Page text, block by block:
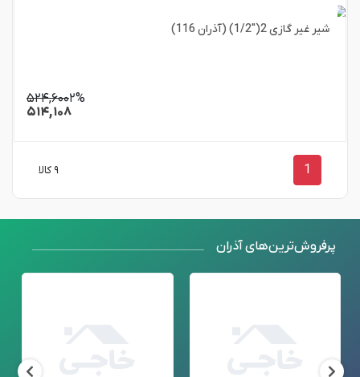
شیر غیر گازی 2("1/2) (آذران 116)
۵۲۴,۶۰۰۲%
۵۱۴,۱۰۸
1 ۹ کالا
پرفروش‌ترین‌های آذران